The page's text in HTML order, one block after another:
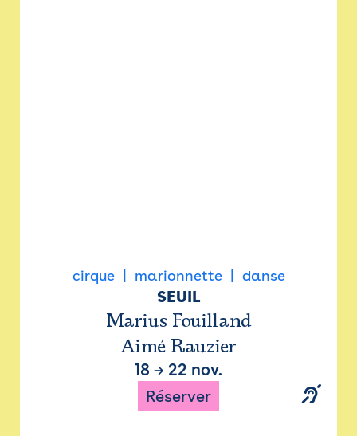
cirque marionnette danse
SEUIL
Marius Fouilland
Aimé Rauzier
18 → 22 nov.
Réserver